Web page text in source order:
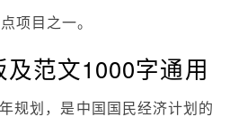
项目之一。
范文1000字通用
规划，是中国国民经济计划的